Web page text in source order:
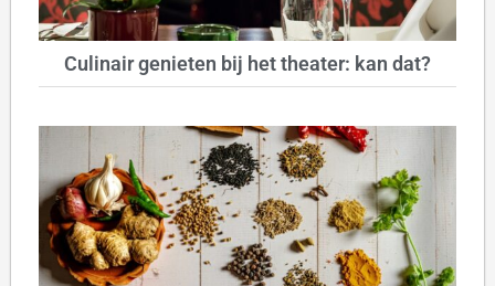
Culinair genieten bij het theater: kan dat?